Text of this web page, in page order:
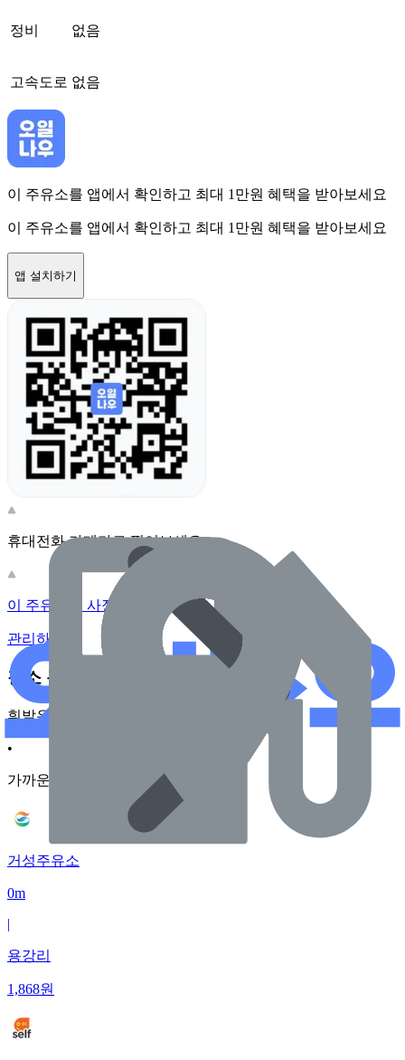
정비 없음
고속도로 없음
이 주유소를 앱에서 확인하고 최대 1만원 혜택을 받아보세요
이 주유소를 앱에서 확인하고 최대 1만원 혜택을 받아보세요
앱 설치하기
휴대전화 카메라로 찍어보세요
이 주유소의 사장님이신가요?
관리하기
장소 근처 주유소
휘발유
•
가까운순
거성주유소
0m
|
용강리
1,868원